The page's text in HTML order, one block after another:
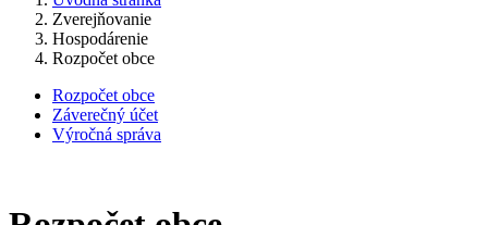
Zverejňovanie
Hospodárenie
Rozpočet obce
Rozpočet obce
Záverečný účet
Výročná správa